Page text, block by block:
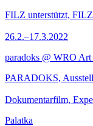
FILZ unterstützt,
26.2.–17.3.2022
paradoks @ WRO Art
PARADOKS,
Dokumentarfilm,
Palatka